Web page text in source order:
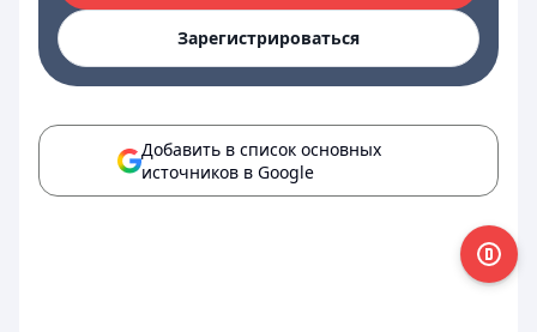
Зарегистрироваться
Добавить в список основных
источников в Google